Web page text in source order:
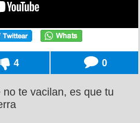
4 0
te vacilan, es que tu